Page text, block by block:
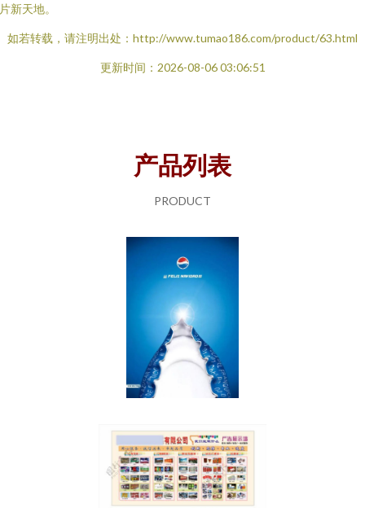
新天地。
如若转载，请注明出处：http://www.tumao186.com/product/63.html
更新时间：2026-08-06 03:06:51
产品列表
PRODUCT